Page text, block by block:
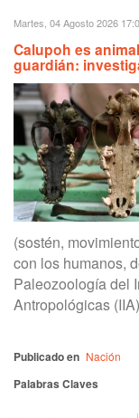
Martes, 04 Agosto 2026
Calupoh es
guardián:
(sostén,
con los humanos,
Paleozoología del
Antropológicas
Publicado en Nación
Palabras Claves